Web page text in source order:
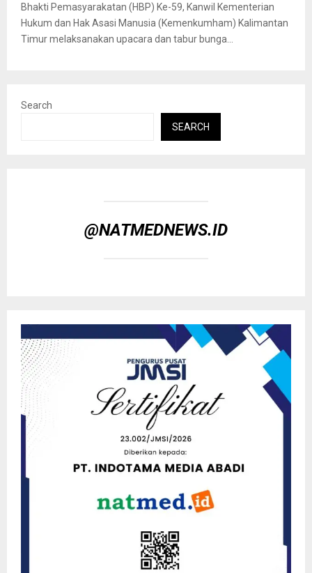
Bhakti Pemasyarakatan (HBP) Ke-59, Kanwil Kementerian
Hukum dan Hak Asasi Manusia (Kemenkumham) Kalimantan
Timur melaksanakan upacara dan tabur bunga...
Search
SEARCH
@NATMEDNEWS.ID